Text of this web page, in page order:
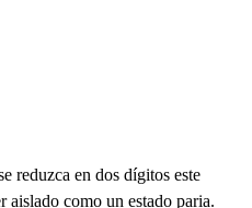
reduzca en dos dígitos este
como un estado paria.